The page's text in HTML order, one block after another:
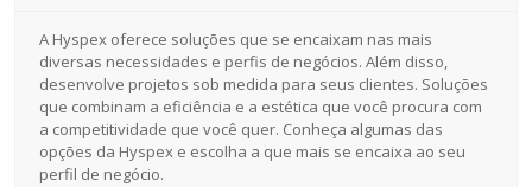
A Hyspex oferece soluções que se encaixam nas mais
diversas necessidades e perfis de negócios. Além disso,
desenvolve projetos sob medida para seus clientes. Soluções
que combinam a eficiência e a estética que você procura com
a competitividade que você quer. Conheça algumas das
opções da Hyspex e escolha a que mais se encaixa ao seu
perfil de negócio.